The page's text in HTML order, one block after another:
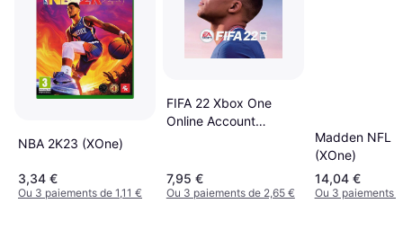
NBA 2K23 (XOne)
3,34 €
Ou 3 paiements de 1,11 €
FIFA 22 Xbox One
Online Account
7,95 €
Ou 3 paiements de 2,65 €
Madden NFL
(XOne)
14,04 €
Ou 3 paiements